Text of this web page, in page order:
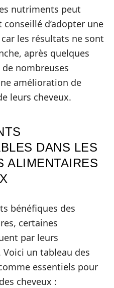
nutriments peut
d’adopter une
les résultats ne sont
après quelques
nombreuses
amélioration de
leurs cheveux.
DANS LES
ALIMENTAIRES
bénéfiques des
certaines
par leurs
un tableau des
essentiels pour
cheveux :